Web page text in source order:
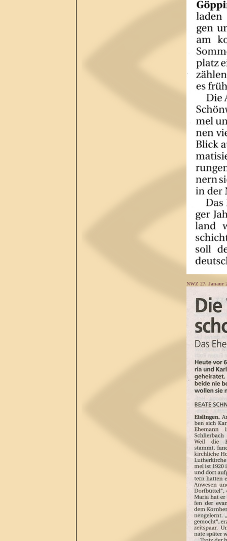
NWZ 27. Janaur